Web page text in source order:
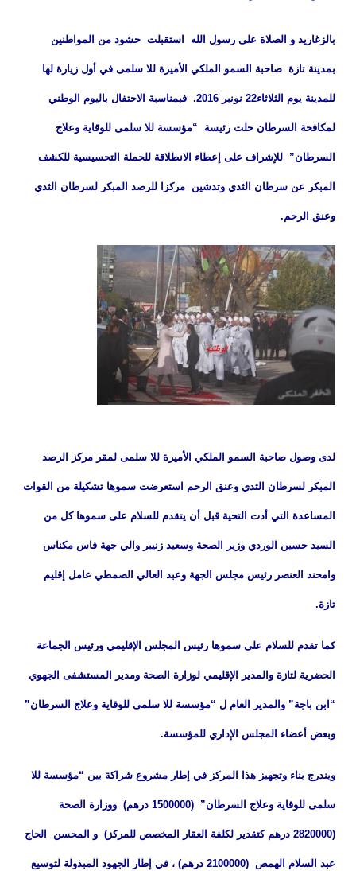
بالزغاريد و الصلاة على رسول الله استقبلت حشود من المواطنين
بمدينة تازة صاحبة السمو الملكي الأميرة للا سلمى في أول زيارة لها
للمدينة يوم الثلاثاء22 نونبر 2016. فبمناسبة الاحتفال باليوم الوطني
لمكافحة السرطان حلت رئيسة “مؤسسة للا سلمى للوقاية وعلاج
السرطان” للإشراف على إعطاء الانطلاقة للحملة التحسيسية للكشف
المبكر عن سرطان الثدي وتدشين مركزا للرصد المبكر لسرطان الثدي
وعنق الرحم.
لدى وصول صاحبة السمو الملكي الأميرة للا سلمى لمقر مركز الرصد
المبكر لسرطان الثدي وعنق الرحم استعرضت سموها تشكيلة من القوات
المساعدة التي أدت التحية قبل أن يتقدم للسلام على سموها كل من
السيد حسين الوردي وزير الصحة وسعيد زنيبر والي جهة فاس مكناس
وامحند العنصر رئيس مجلس الجهة وعبد العالي الصمطي عامل إقليم
تازة.
كما تقدم للسلام على سموها رئيس المجلس الإقليمي ورئيس الجماعة
الحضرية لتازة والمدير الإقليمي لوزارة الصحة ومدير المستشفى الجهوي
“ابن باجة” والمدير العام ل “مؤسسة للا سلمى للوقاية وعلاج السرطان”
وبعض أعضاء المجلس الإداري للمؤسسة.
ويندرج بناء وتجهيز هذا المركز في إطار مشروع شراكة بين “مؤسسة للا
سلمى للوقاية وعلاج السرطان” (1500000 درهم) ووزارة الصحة
(2820000 درهم كتقدير لكلفة العقار المخصص للمركز) و المحسن الحاج
عبد السلام الهمص (2100000 درهم) ، في إطار الجهود المبذولة لتوسيع